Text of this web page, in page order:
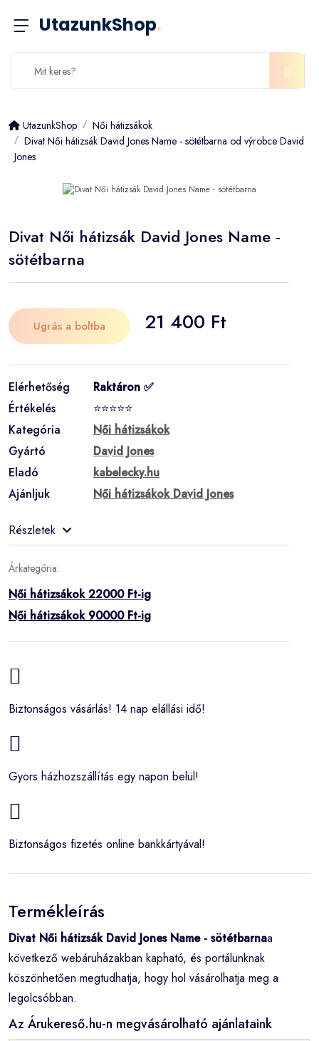
UtazunkShop.
UtazunkShop
Női hátizsákok
Divat Női hátizsák David Jones Name - sötétbarna od výrobce David
Jones
Divat Női hátizsák David Jones Name -
sötétbarna
Ugrás a boltba 21 400 Ft
Elérhetőség
Raktáron ✅
Értékelés
⭐⭐⭐⭐⭐
Kategória
Női hátizsákok
Gyártó
David Jones
Eladó
kabelecky.hu
Ajánljuk
Női hátizsákok David Jones
Részletek
Árkategória:
Női hátizsákok 22000 Ft-ig
Női hátizsákok 90000 Ft-ig
Biztonságos vásárlás! 14 nap elállási idő!
Gyors házhozszállítás egy napon belül!
Biztonságos fizetés online bankkártyával!
Termékleírás
Divat Női hátizsák David Jones Name - sötétbarnaa
következő webáruházakban kapható, és portálunknak
köszönhetően megtudhatja, hogy hol vásárolhatja meg a
legolcsóbban.
Az Árukereső.hu-n megvásárolható ajánlataink